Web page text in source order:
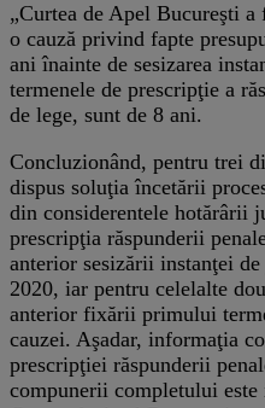
„Curtea de Apel Bucureşti
o cauză privind fapte
ani înainte de sesizarea
termenele de prescripţie a
de lege, sunt de 8 ani.
Concluzionând, pentru trei
dispus soluţia încetării
din considerentele hotărârii
prescripţia răspunderii
anterior sesizării instanţei
2020, iar pentru celelalte
anterior fixării primului
cauzei. Aşadar, informaţia
prescripţiei răspunderii
compunerii completului